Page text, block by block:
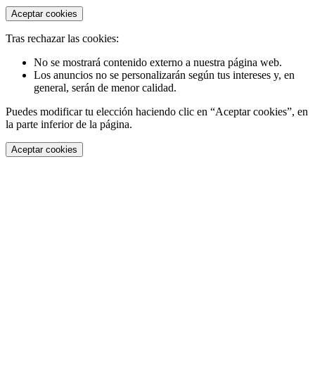
Aceptar cookies
Tras rechazar las cookies:
No se mostrará contenido externo a nuestra página web.
Los anuncios no se personalizarán según tus intereses y, en
general, serán de menor calidad.
Puedes modificar tu elección haciendo clic en “Aceptar cookies”, en
la parte inferior de la página.
Aceptar cookies